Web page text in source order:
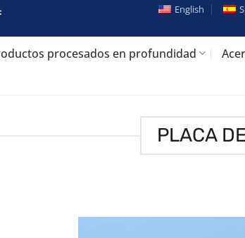
English
procesados en profundidad
PLACA